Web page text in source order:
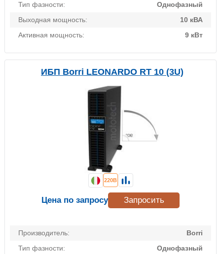
Тип фазности:
Однофазный
Выходная мощность:
10 кВА
Активная мощность:
9 кВт
ИБП Borri LEONARDO RT 10 (3U)
Производитель:
Borri
Тип фазности:
Однофазный
220В
Цена по запросу Запросить